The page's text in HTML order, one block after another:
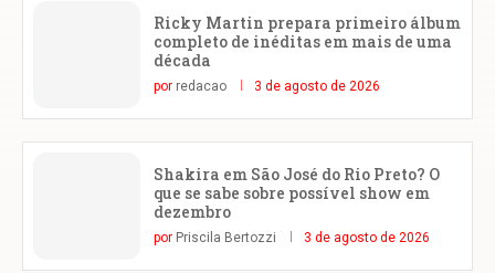
Ricky Martin prepara primeiro álbum
completo de inéditas em mais de uma
década
por redacao 3 de agosto de 2026
Shakira em São José do Rio Preto? O
que se sabe sobre possível show em
dezembro
por Priscila Bertozzi 3 de agosto de 2026